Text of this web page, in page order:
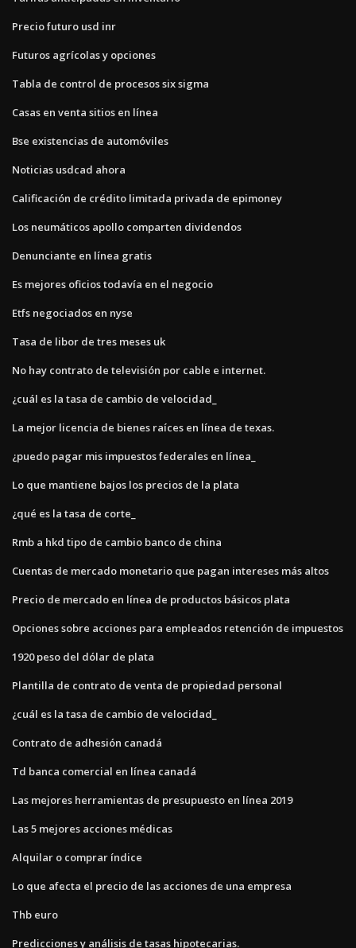
Precio futuro usd inr
Futuros agrícolas y opciones
Tabla de control de procesos six sigma
Casas en venta sitios en línea
Bse existencias de automóviles
Noticias usdcad ahora
Calificación de crédito limitada privada de epimoney
Los neumáticos apollo comparten dividendos
Denunciante en línea gratis
Es mejores oficios todavía en el negocio
Etfs negociados en nyse
Tasa de libor de tres meses uk
No hay contrato de televisión por cable e internet.
¿cuál es la tasa de cambio de velocidad_
La mejor licencia de bienes raíces en línea de texas.
¿puedo pagar mis impuestos federales en línea_
Lo que mantiene bajos los precios de la plata
¿qué es la tasa de corte_
Rmb a hkd tipo de cambio banco de china
Cuentas de mercado monetario que pagan intereses más altos
Precio de mercado en línea de productos básicos plata
Opciones sobre acciones para empleados retención de impuestos
1920 peso del dólar de plata
Plantilla de contrato de venta de propiedad personal
¿cuál es la tasa de cambio de velocidad_
Contrato de adhesión canadá
Td banca comercial en línea canadá
Las mejores herramientas de presupuesto en línea 2019
Las 5 mejores acciones médicas
Alquilar o comprar índice
Lo que afecta el precio de las acciones de una empresa
Thb euro
Predicciones y análisis de tasas hipotecarias.